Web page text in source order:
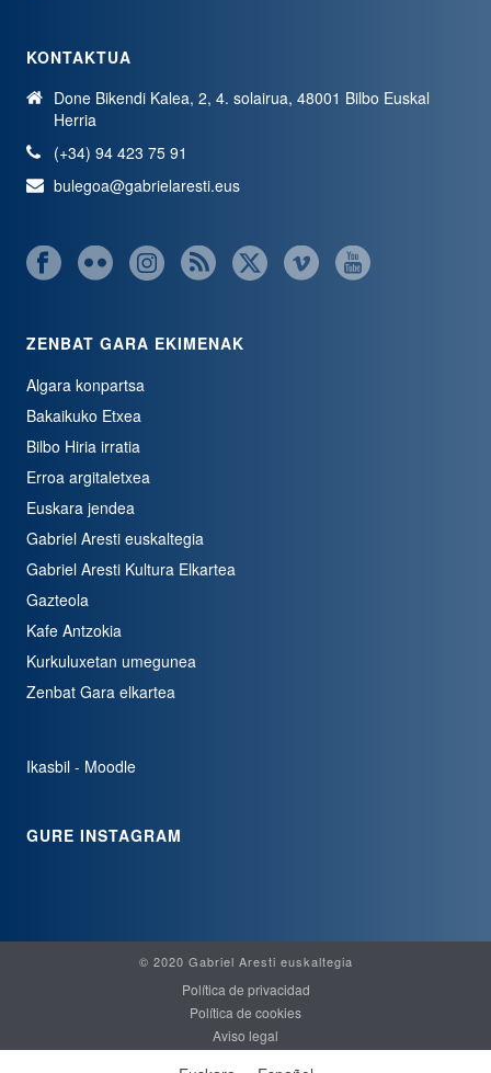
KONTAKTUA
Done Bikendi Kalea, 2, 4. solairua, 48001 Bilbo Euskal
Herria
(+34) 94 423 75 91
bulegoa@gabrielaresti.eus
ZENBAT GARA EKIMENAK
Algara konpartsa
Bakaikuko Etxea
Bilbo Hiria irratia
Erroa argitaletxea
Euskara jendea
Gabriel Aresti euskaltegia
Gabriel Aresti Kultura Elkartea
Gazteola
Kafe Antzokia
Kurkuluxetan umegunea
Zenbat Gara elkartea
Ikasbil - Moodle
GURE INSTAGRAM
© 2020 Gabriel Aresti euskaltegia
Política de privacidad
Política de cookies
Aviso legal